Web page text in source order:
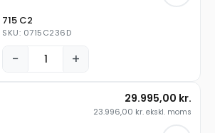
715 C2
SKU: 0715C236D
− +
29.995,00 kr.
23.996,00 kr. ekskl. moms